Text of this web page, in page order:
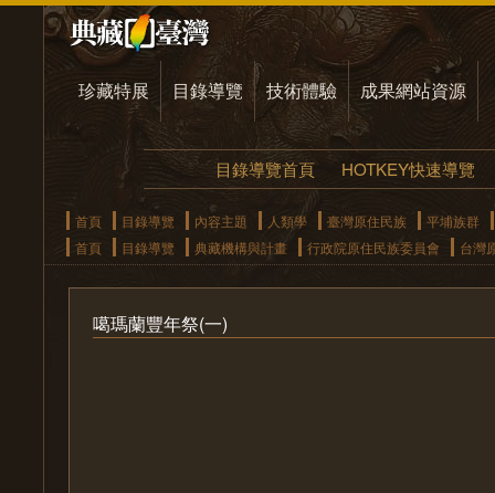
珍藏特展 目錄導覽 技術體驗 成果網站資源
目錄導覽首頁 HOTKEY快速導覽
首頁 目錄導覽 內容主題 人類學 臺灣原住民族
平埔族群
首頁
目錄導覽 典藏機構與計畫 行政院原住民族委員會 台灣
噶瑪蘭豐年祭(一)